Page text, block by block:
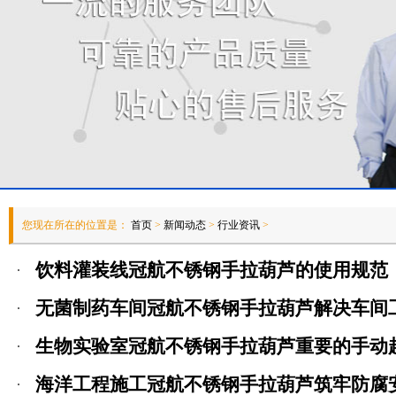
您现在所在的位置是： 首页 > 新闻动态 > 行业资讯 >
饮料灌装线冠航不锈钢手拉葫芦的使用规范
无菌制药车间冠航不锈钢手拉葫芦解决车间
生物实验室冠航不锈钢手拉葫芦重要的手动
海洋工程施工冠航不锈钢手拉葫芦筑牢防腐